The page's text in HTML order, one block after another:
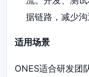
据链路，减少沟
适用场景
ONES适合研发团